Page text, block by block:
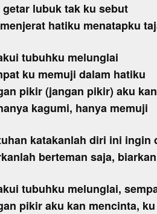
getar lubuk tak ku sebut
hatiku menatapku
tubuhku melunglai
ku memuji dalam hatiku
pikir (jangan pikir) aku
kagumi, hanya memuji
katakanlah diri ini ingin
berteman saja,
tubuhku melunglai,
pikir aku kan mencinta,